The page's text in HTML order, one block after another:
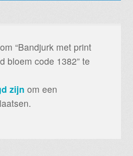
“Bandjurk met print
bloem code 1382” te
zijn om een